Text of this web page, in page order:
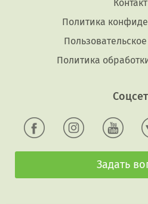
Политика
Политика
Задать